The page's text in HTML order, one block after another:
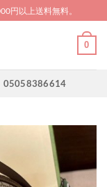
円以上送料無料。
0
05058386614